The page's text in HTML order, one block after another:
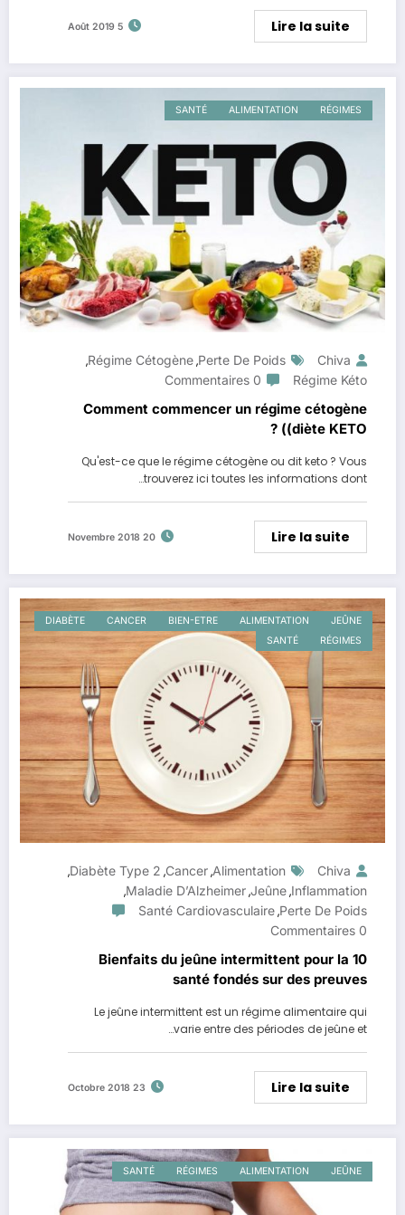
Lire la suite
5 Août 2019
RÉGIMES
ALIMENTATION
SANTÉ
Chiva
Perte De Poids
,
Régime Cétogène
,
Régime Kéto
0 Commentaires
Comment commencer un régime cétogène
(diète KETO) ?
Qu'est-ce que le régime cétogène ou dit keto ? Vous
trouverez ici toutes les informations dont…
Lire la suite
20 Novembre 2018
JEÛNE
ALIMENTATION
BIEN-ETRE
CANCER
DIABÈTE
RÉGIMES
SANTÉ
Chiva
Alimentation
,
Cancer
,
Diabète Type 2
,
Inflammation
,
Jeûne
,
Maladie D’Alzheimer
,
Perte De Poids
,
Santé Cardiovasculaire
0 Commentaires
10 Bienfaits du jeûne intermittent pour la
santé fondés sur des preuves
Le jeûne intermittent est un régime alimentaire qui
varie entre des périodes de jeûne et…
Lire la suite
23 Octobre 2018
JEÛNE
ALIMENTATION
RÉGIMES
SANTÉ